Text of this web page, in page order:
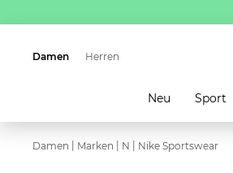
Damen
Neu Sport
Herren
Damen Marken N Nike Sportswear